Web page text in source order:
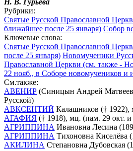
Рубрики:
Святые Русской Православной
ближайшее после 25 января) Собор
Ключевые слова:
Святые Русской Православной
после 25 января) Новомученики
Православной Церкви (см. также -
22 нояб., в Соборе новомучеников
См.также:
АВЕНИР (Синицын Андрей
Русской)
АВКСЕНТИЙ Калашников († 1922),
АГАФИЯ († 1918), мц. (пам. 29 окт.
АГРИППИНА Ивановна Лесина
АГРИППИНА Тихоновна Киселёва
АКИЛИНА Степановна Дубовская